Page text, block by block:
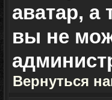
аватар, а
вы не
Вернуться